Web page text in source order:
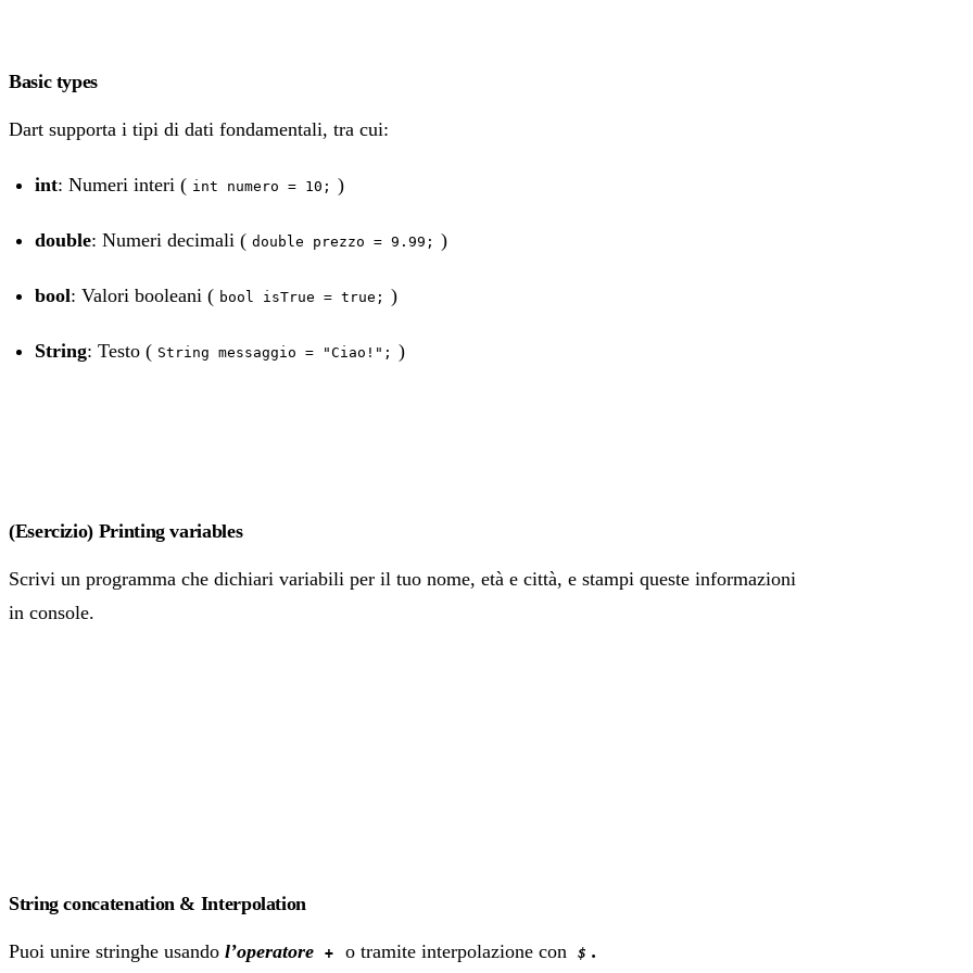
Basic types
Dart supporta i tipi di dati fondamentali, tra cui:
int: Numeri interi ( int numero = 10; )
double: Numeri decimali ( double prezzo = 9.99; )
bool: Valori booleani ( bool isTrue = true; )
String: Testo ( String messaggio = "Ciao!"; )
(Esercizio) Printing variables
Scrivi un programma che dichiari variabili per il tuo nome, età e città, e stampi queste informazioni
in console.
String concatenation & Interpolation
Puoi unire stringhe usando l’operatore + o tramite interpolazione con $ .